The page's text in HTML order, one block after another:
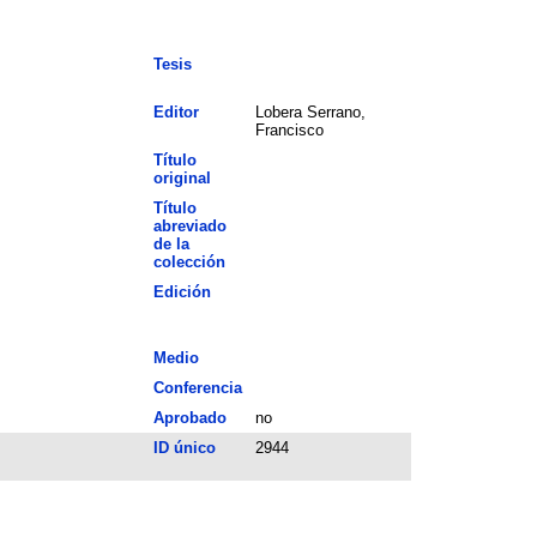
Tesis
Editor
Lobera Serrano,
Francisco
Título
original
Título
abreviado
de la
colección
Edición
Medio
Conferencia
Aprobado
no
ID único 2944